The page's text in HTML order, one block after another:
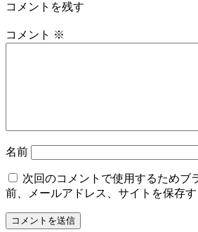
コメントを残す
コメント ※
名前
次回のコメントで使用するためブ
前、メールアドレス、サイトを保存す